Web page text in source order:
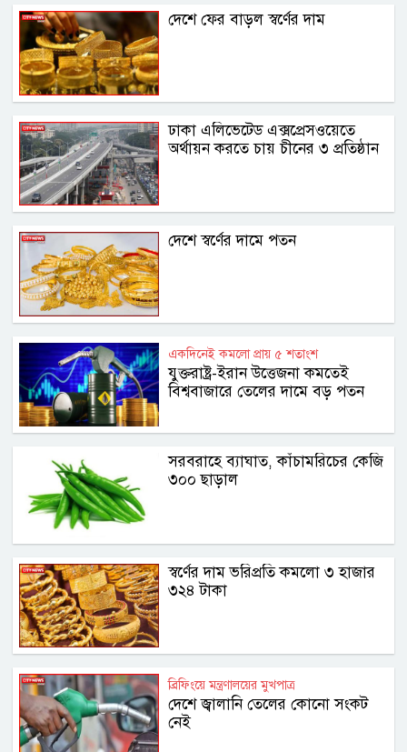
দেশে ফের বাড়ল স্বর্ণের দাম
ঢাকা এলিভেটেড এক্সপ্রেসওয়েতে
অর্থায়ন করতে চায় চীনের ৩ প্রতিষ্ঠান
দেশে স্বর্ণের দামে পতন
একদিনেই কমলো প্রায় ৫ শতাংশ
যুক্তরাষ্ট্র-ইরান উত্তেজনা কমতেই
বিশ্ববাজারে তেলের দামে বড় পতন
সরবরাহে ব্যাঘাত, কাঁচামরিচের কেজি
৩০০ ছাড়াল
স্বর্ণের দাম ভরিপ্রতি কমলো ৩ হাজার
৩২৪ টাকা
ব্রিফিংয়ে মন্ত্রণালয়ের মুখপাত্র
দেশে জ্বালানি তেলের কোনো সংকট
নেই